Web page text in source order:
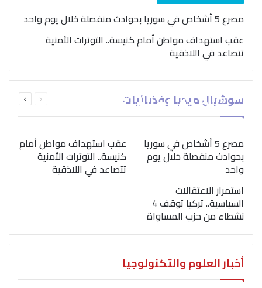
مصرع 5 أشخاص في سوريا بحوادث منفصلة خلال يوم واحد
عقب استهداف مواطن أمام كنيسة.. التوترات الأمنية
تتصاعد في اللاذقية
سوشيال ميديا وفضائيات الصفحةالصفحة
بمناسبة اليوم الدولي..
“الصحة العالمية” تؤكد
ضرورة اتباع نهج متكامل
لمواجهة إدمان المخدرات
مصرع 5 أشخاص في سوريا
بحوادث منفصلة خلال يوم
واحد
عقب استهداف مواطن أمام
كنيسة.. التوترات الأمنية
تتصاعد في اللاذقية
استمرار الاعتقالات
السياسية.. تركيا توقف 4
نشطاء من حزب المساواة
أخبار العلوم والتكنولوجيا